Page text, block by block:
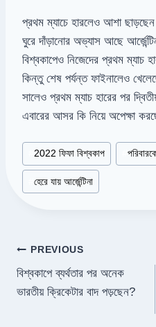
প্রথম ম্যাচে হারলেও আশা
ঘুরে দাঁড়ানোর অভ্যাস আছে
বিশ্বকাপেও নিজেদের প্রথম ম্যাচ
কিন্তু শেষ পর্যন্ত ফাইনালেও
সালেও প্রথম ম্যাচ হারের পর
এবারের আসর কি নিয়ে অপেক্ষা
Post
Tags:
#2022 ফিফা বিশ্বকাপ #
#হেরে যায় আর্জেন্টিনা
Post
navigation
PREVIOUS
বিশ্বকাপে ব্যর্থতার পর অনেক
ভারতীয় ক্রিকেটার বাদ পড়ছেন?